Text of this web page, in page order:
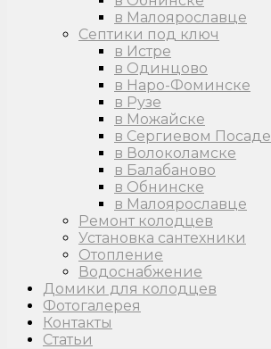
в Малоярославце
Септики под ключ
в Истре
в Одинцово
в Наро-Фоминске
в Рузе
в Можайске
в Сергиевом Посаде
в Волоколамске
в Балабаново
в Обнинске
в Малоярославце
Ремонт колодцев
Установка сантехники
Отопление
Водоснабжение
Домики для колодцев
Фотогалерея
Контакты
Статьи